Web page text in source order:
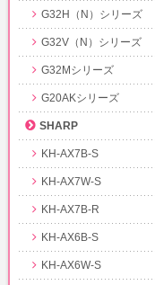
G32H（N）シリーズ
G32V（N）シリーズ
G32Mシリーズ
G20AKシリーズ
SHARP
KH-AX7B-S
KH-AX7W-S
KH-AX7B-R
KH-AX6B-S
KH-AX6W-S